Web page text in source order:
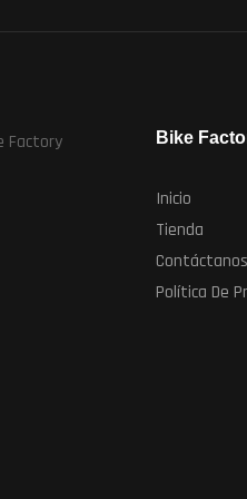
Bike
Inicio
Tienda
Contáctanos
Política De